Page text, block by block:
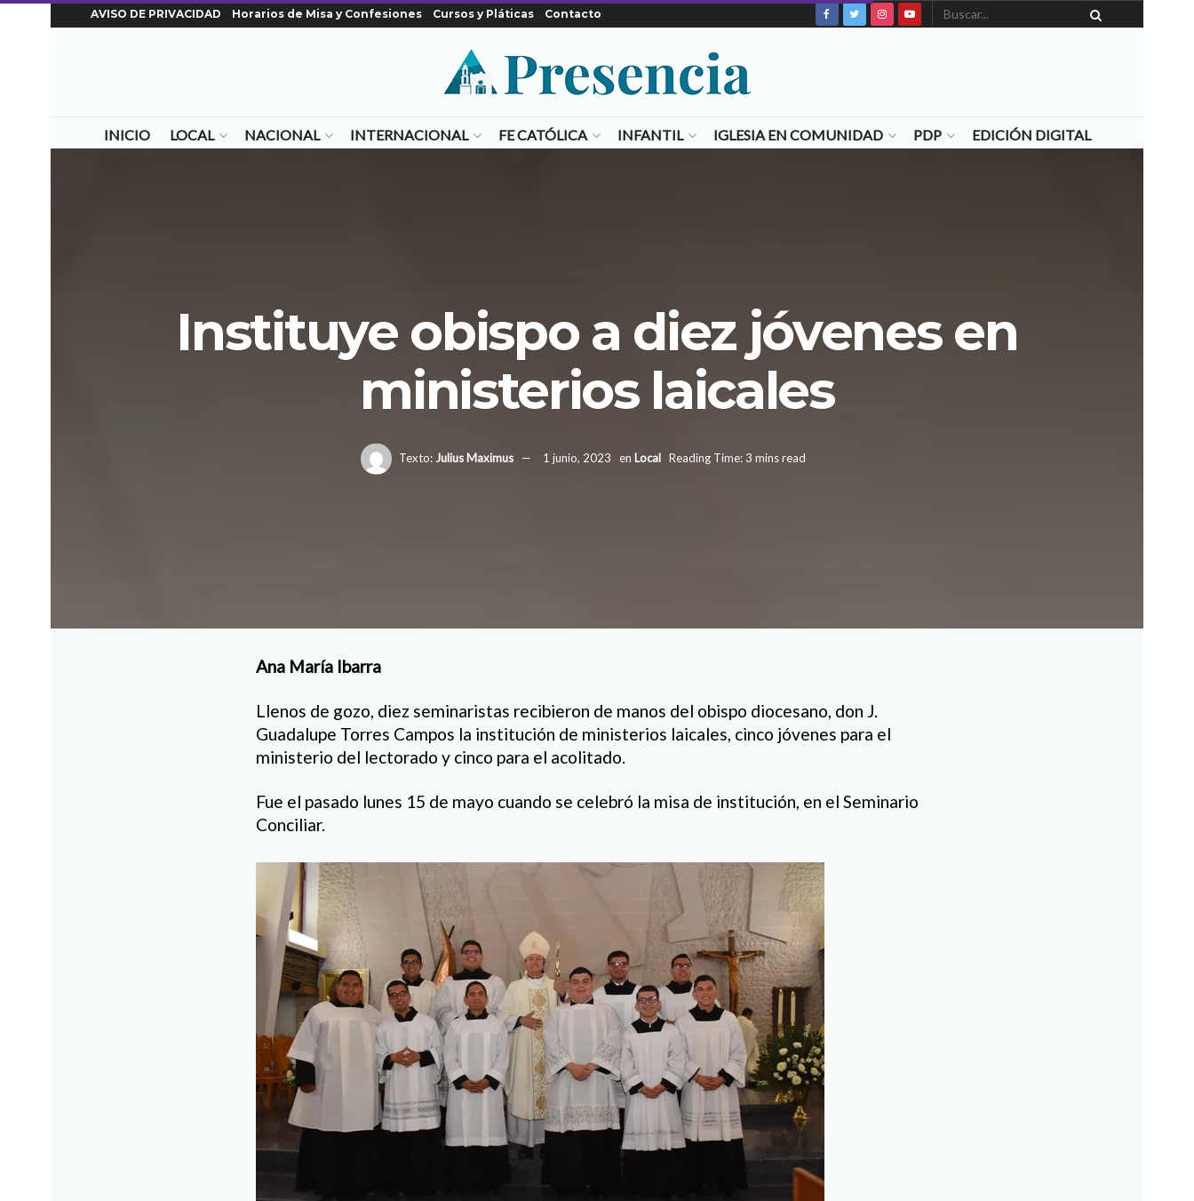
AVISO DE PRIVACIDAD Horarios de Misa y Confesiones Cursos y Pláticas Contacto
INICIO LOCAL NACIONAL INTERNACIONAL FE CATÓLICA INFANTIL IGLESIA EN COMUNIDAD PDP EDICIÓN DIGITAL
Instituye obispo a diez jóvenes en
ministerios laicales
Texto: Julius Maximus 1 junio, 2023 en Local Reading Time: 3 mins read
Ana María Ibarra
Llenos de gozo, diez seminaristas recibieron de manos del obispo diocesano, don J.
Guadalupe Torres Campos la institución de ministerios laicales, cinco jóvenes para el
ministerio del lectorado y cinco para el acolitado.
Fue el pasado lunes 15 de mayo cuando se celebró la misa de institución, en el Seminario
Conciliar.